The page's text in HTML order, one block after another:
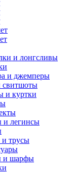
и лонгсливы
и джемперы
свитшоты
и куртки
легинсы
трусы
и шарфы